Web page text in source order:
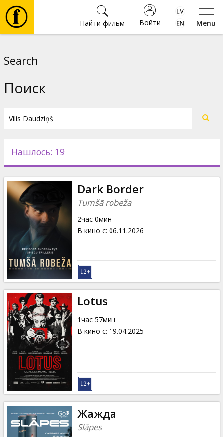
Menu
Войти
Найти фильм
Новости
Подарки
Кинозакуски
B2B
Клуб
Search
Поиск
Нашлось: 19
Dark Border
Tumšā robeža
2час 0мин
В кино с: 06.11.2026
Lotus
1час 57мин
В кино с: 19.04.2025
Жажда
Slāpes